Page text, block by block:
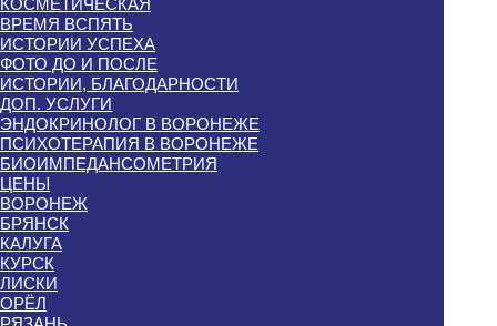
ВРЕМЯ ВСПЯТЬ
ИСТОРИИ УСПЕХА
ФОТО ДО И ПОСЛЕ
ИСТОРИИ, БЛАГОДАРНОСТИ
ДОП. УСЛУГИ
ЭНДОКРИНОЛОГ В ВОРОНЕЖЕ
ПСИХОТЕРАПИЯ В ВОРОНЕЖЕ
БИОИМПЕДАНСОМЕТРИЯ
ЦЕНЫ
ВОРОНЕЖ
БРЯНСК
КАЛУГА
КУРСК
ЛИСКИ
ОРЁЛ